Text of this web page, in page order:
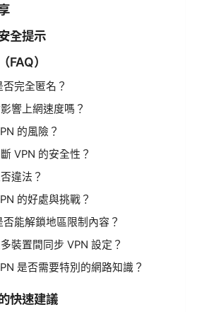
全提示
FAQ）
否完全匿名？
響上網速度嗎？
的風險？
VPN 的安全性？
違法？
的好處與挑戰？
否能解鎖地區限制內容？
裝置間同步 VPN 設定？
是否需要特別的網路知識？
快速建議